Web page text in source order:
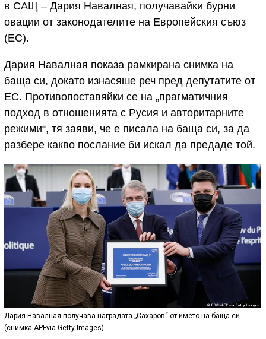
в САЩ – Дария Навалная, получавайки бурни
овации от законодателите на Европейския съюз
(ЕС).
Дария Навалная показа рамкирана снимка на
баща си, докато изнасяше реч пред депутатите от
ЕС. Противопоставяйки се на „прагматичния
подход в отношенията с Русия и авторитарните
режими“, тя заяви, че е писала на баща си, за да
разбере какво послание би искал да предаде той.
Дария Навалная получава наградата „Сахаров“ от името на баща си
(снимка APFvia Getty Images)